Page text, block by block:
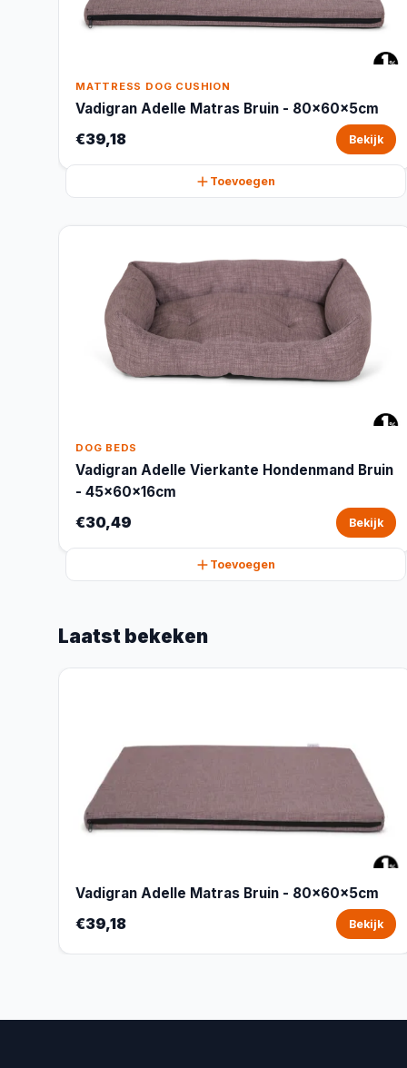
MATTRESS DOG CUSHION
Vadigran Adelle Matras Bruin - 80x60x5cm
€39,18 Bekijk
Toevoegen
DOG BEDS
Vadigran Adelle Vierkante Hondenmand Bruin
- 45x60x16cm
€30,49 Bekijk
Toevoegen
Laatst bekeken
Vadigran Adelle Matras Bruin - 80x60x5cm
€39,18 Bekijk